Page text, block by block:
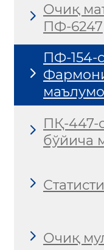
Очиқ
ПФ-6247
ПФ-154-
ПҚ-447-
бўйича
Очиқ